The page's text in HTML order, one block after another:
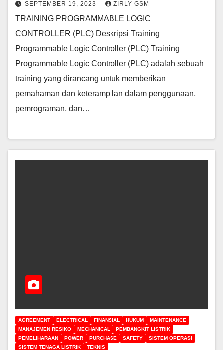
SEPTEMBER 19, 2023 ZIRLY GSM
TRAINING PROGRAMMABLE LOGIC
CONTROLLER (PLC) Deskripsi Training
Programmable Logic Controller (PLC) Training
Programmable Logic Controller (PLC) adalah sebuah
training yang dirancang untuk memberikan
pemahaman dan keterampilan dalam penggunaan,
pemrograman, dan…
AGREEMENT ELECTRICAL FINANSIAL HUKUM
MAINTENANCE
MANAJEMEN RESIKO
MECHANICAL
PEMBANGKIT LISTRIK
PEMELIHARAAN
POWER PURCHASE SAFETY
SISTEM OPERASI
SISTEM TENAGA LISTRIK
TEKNIS